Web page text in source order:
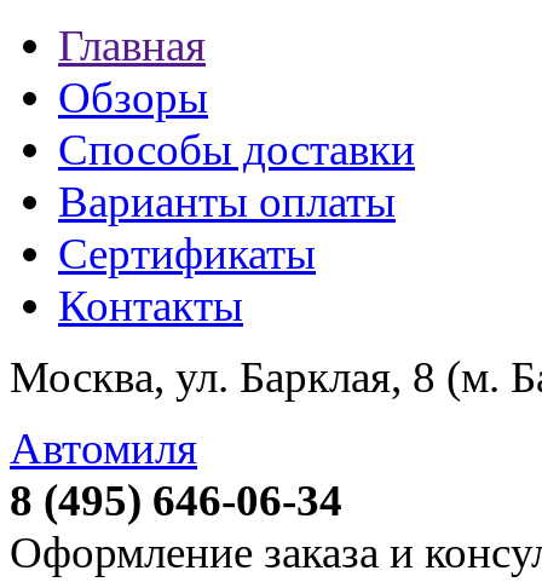
Главная
Обзоры
Способы доставки
Варианты оплаты
Сертификаты
Контакты
Москва, ул. Барклая, 8 (м.
Автомиля
8 (495) 646-06-34
Оформление заказа и